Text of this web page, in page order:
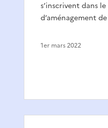
s’inscrivent dans
d’aménagement
1er mars 2022